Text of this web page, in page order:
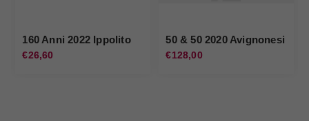
160 Anni 2022 Ippolito
€26,60
50 & 50 2020 Avignonesi
€128,00